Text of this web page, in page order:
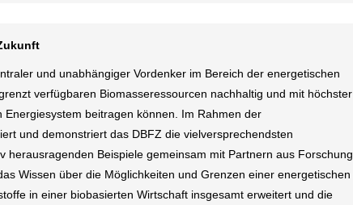
und unabhängiger Vordenker im Bereich der energetischen
verfügbaren Biomasseressourcen nachhaltig und mit höchster
beitragen können. Im Rahmen der
und demonstriert das DBFZ die vielversprechendsten
Beispiele gemeinsam mit Partnern aus Forschung,
Wissen über die Möglichkeiten und Grenzen einer energetischen
in einer biobasierten Wirtschaft insgesamt erweitert und die